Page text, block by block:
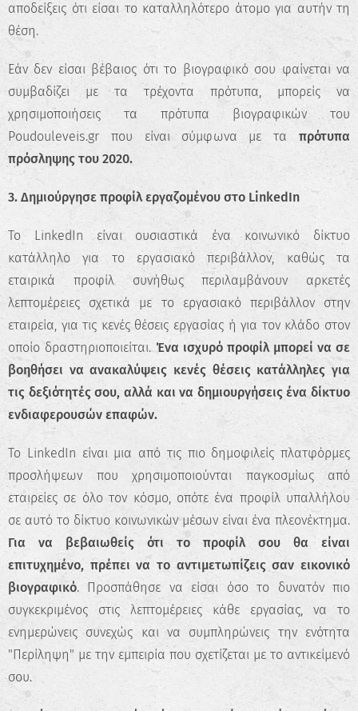
✖
αποδείξεις ότι είσαι το καταλληλότερο άτομο για αυτήν τη
θέση.
Εάν δεν είσαι βέβαιος ότι το βιογραφικό σου φαίνεται να
συμβαδίζει με τα τρέχοντα πρότυπα, μπορείς να
χρησιμοποιήσεις τα πρότυπα βιογραφικών του
Poudouleveis.gr που είναι σύμφωνα με ταπρότυπα
πρόσληψης του 2020.
3. Δημιούργησε προφίλ εργαζομένου στο LinkedIn
Το LinkedIn είναι ουσιαστικά ένα κοινωνικό δίκτυο
κατάλληλο για το εργασιακό περιβάλλον, καθώς τα
εταιρικά προφίλ συνήθως περιλαμβάνουν αρκετές
λεπτομέρειες σχετικά με το εργασιακό περιβάλλον στην
εταιρεία, για τις κενές θέσεις εργασίας ή για τον κλάδο στον
οποίο δραστηριοποιείται.Ένα ισχυρό προφίλ μπορεί να σε
βοηθήσει να ανακαλύψεις κενές θέσεις κατάλληλες για
τις δεξιότητές σου, αλλά και να δημιουργήσεις ένα δίκτυο
ενδιαφερουσών επαφών.
Το LinkedIn είναι μια από τις πιο δημοφιλείς πλατφόρμες
προσλήψεων που χρησιμοποιούνται παγκοσμίως από
εταιρείες σε όλο τον κόσμο, οπότε ένα προφίλ υπαλλήλου
σε αυτό το δίκτυο κοινωνικών μέσων είναι ένα πλεονέκτημα.
Για να βεβαιωθείς ότι το προφίλ σου θα είναι
επιτυχημένο, πρέπει να το αντιμετωπίζεις σαν εικονικό
βιογραφικό. Προσπάθησε να είσαι όσο το δυνατόν πιο
συγκεκριμένος στις λεπτομέρειες κάθε εργασίας, να το
ενημερώνεις συνεχώς και να συμπληρώνεις την ενότητα
"Περίληψη" με την εμπειρία που σχετίζεται με το αντικείμενό
σου.